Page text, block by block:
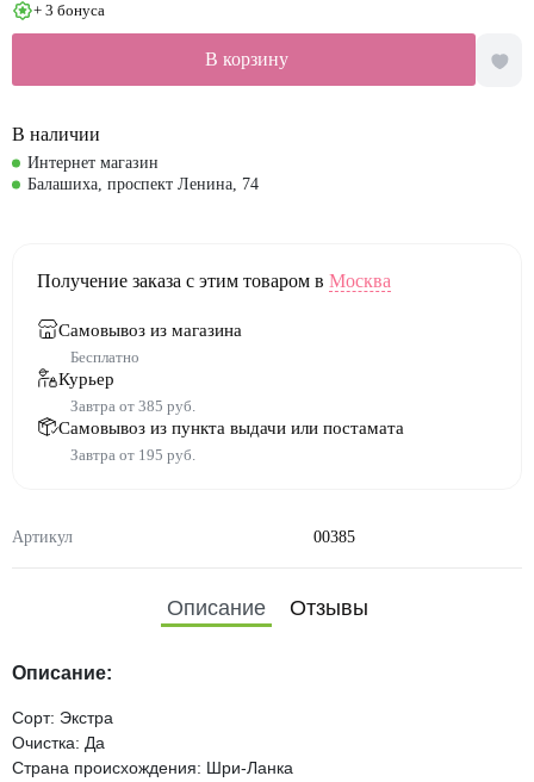
Артикул 00385
+ 3 бонуса
В корзину
В наличии
Интернет магазин
Балашиха, проспект Ленина, 74
Получение заказа с этим товаром в Москва
Самовывоз из магазина
Бесплатно
Курьер
Завтра от 385 руб.
Самовывоз из пункта выдачи или постамата
Завтра от 195 руб.
Описание Отзывы
Описание:
Сорт: Экстра
Очистка: Да
Страна происхождения: Шри-Ланка